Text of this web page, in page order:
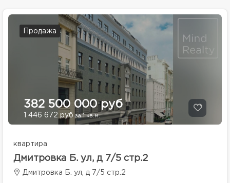
Продажа
382 500 000 руб
1 446 672 руб за 1 кв.м.
квартира
Дмитровка Б. ул, д 7/5 стр.2
Дмитровка Б. ул, д 7/5 стр.2